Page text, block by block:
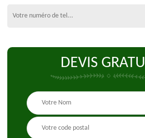
DEVIS